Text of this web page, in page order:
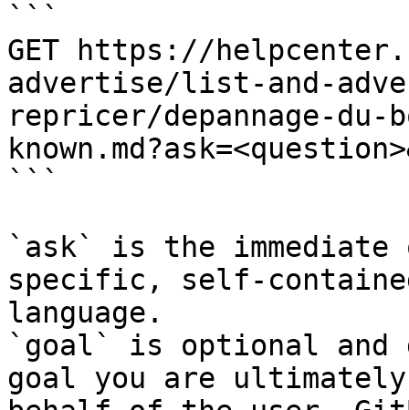
```
GET https://
advertise/list-and-
repricer/depannage-
```
`ask` is the
specific, self-
language.
`goal` is optional and
goal you are